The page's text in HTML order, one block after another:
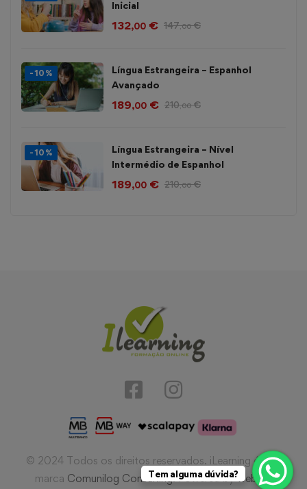
Inicial
132,00 € 147,00 €
-10%
Língua Estrangeira – Espanhol
Avançado
189,00 € 210,00 €
-10%
Língua Estrangeira – Nível
Intermédio de Espanhol
189,00 € 210,00 €
© 2024 Todos os direitos reservados. iLearning é uma
marca Comunilog Consulting. Powered bywebIQ.
Tem alguma dúvida?